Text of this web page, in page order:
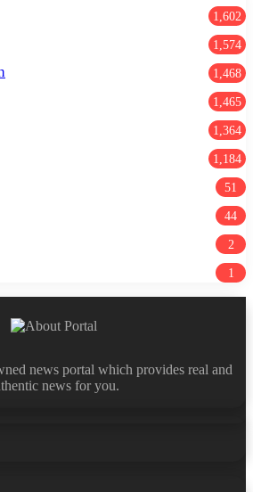
1,602
1,574
1,468
1,465
1,364
1,184
51
44
2
1
news portal which provides real and
news for you.